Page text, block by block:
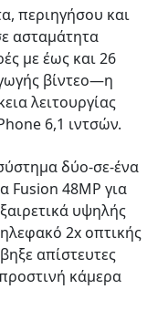
περιηγήσου και
ασταμάτητα
με έως και 26
βίντεο—η
λειτουργίας
6,1 ιντσών.
δύο-σε-ένα
Fusion 48MP για
υψηλής
2x οπτικής
απίστευτες
κάμερα